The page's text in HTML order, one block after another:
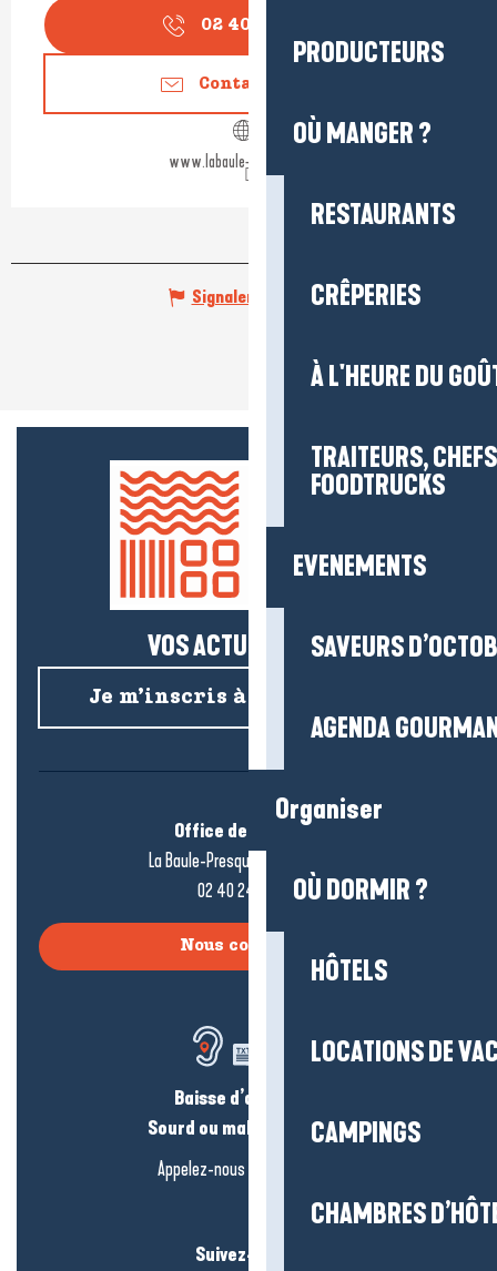
PRODUCTEURS
OÙ MANGER ?
RESTAURANTS
CRÊPERIES
À L'HEURE DU
TRAITEURS,
FOODTRUCKS
EVENEMENTS
SAVEURS
AGENDA
Organiser
OÙ DORMIR ?
HÔTELS
LOCATIONS DE
CAMPINGS
CHAMBRES
02 40 24 34
Contactez-nous
www.labaule-guerande.com
Signaler une erreur
VOS ACTUS SALÉES !
Je m’inscris à la newsletter
Office de tourisme
La Baule-Presqu’île de Guérande
02 40 24 34 44
Nous contacter
Baisse d’audition ?
Sourd ou malentendant ?
Appelez-nous en
Suivez-nous !